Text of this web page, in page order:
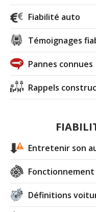
Fiabilité auto
Témoignages
Pannes connues
Rappels
Entretenir son
Définitions